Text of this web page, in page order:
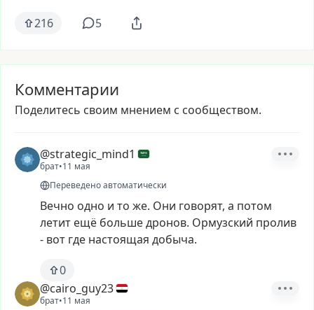
216 5
Комментарии
Поделитесь своим мнением с сообществом.
@strategic_mind1
брат•11 мая
Переведено автоматически
Вечно одно и то же. Они говорят, а потом
летит ещё большедронов. Ормузский пролив
- вот где настоящая добыча.
0
@cairo_guy23
брат•11 мая